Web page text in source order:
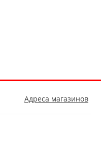
Адреса магазинов